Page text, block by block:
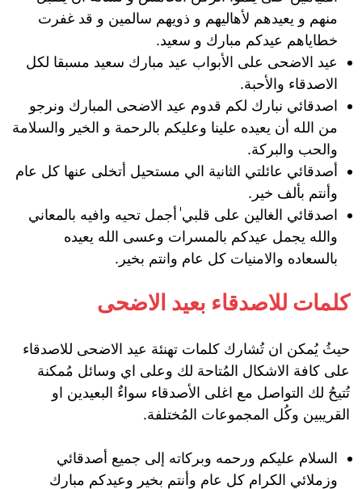
منهم و يعيدهم لأهاليهم و ذويهم سالمين و قد غفرت
خطاياهم عيدكم مبارك و سعيد.
عيد الاضحى على الأبواب عيد مبارك سعيد مسبقا لكل
الاصدقاء والأحبة.
اصدقائي نبارك لكم قدوم عيد الاضحى المبارك ونرجو
من الله أن يعيده علينا وعليكم بالرحمة و الخير والسلامة
والحب والبركة.
أصدقائي عائلتي الثانية الي مستحيل أتخلى عنها كل عام
وأنتم بألف خير.
اصدقائي الغالين على قلبي ٰأجمل تحيه وافيه بالمعاني
والله يجمل عيدكم بالمسرات وعسى الله يعيده
بالسعاده والامنيات كل عام وانتم بخير.
كلمات للاصدقاء بعيد الاضحى
حيثُ يُمكن ان تُشارك كلمات تهنئة عيد الاضحى للاصدقاء
على كافة الاشكال المُتاحة لك وعلى اي وسائل مُمكنة
تُتيحُ لك التواصل مع اغلى الأصدقاء سواءٌ البعيدين او
القريبين وكُل المجموعات المُختلفة.
السلام عليكم ورحمه وبركاته إلى جميع أصدقائي
وزملائي الكرام كل عام وأنتم بخير وعيدكم مبارك